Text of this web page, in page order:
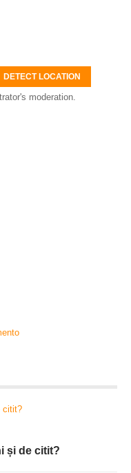
DETECT LOCATION
moderation.
și de citit?